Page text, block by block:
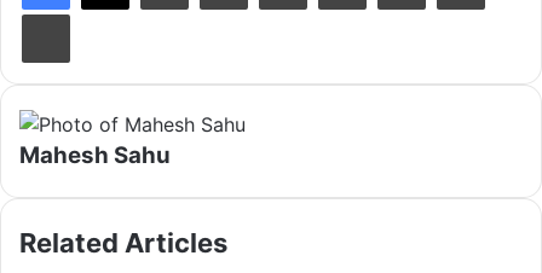
Mahesh Sahu
Related Articles